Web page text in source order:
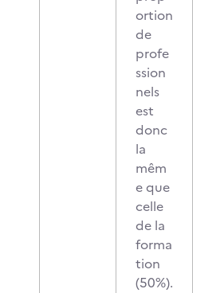
ortion
de
profe
ssion
nels
est
donc
la
mêm
e que
celle
de la
forma
tion
(50%).